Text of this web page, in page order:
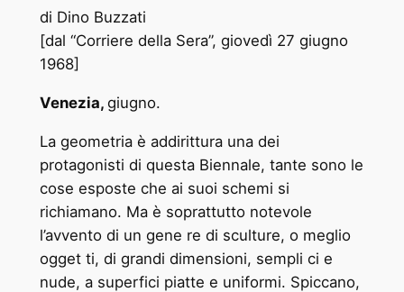
di Dino Buzzati
[dal “Corriere della Sera”, giovedì 27 giugno
1968]
Venezia, giugno.
La geometria è addirittura una dei
protagonisti di questa Biennale, tante sono le
cose esposte che ai suoi schemi si
richiamano. Ma è soprattutto notevole
l’avvento di un gene ­re di sculture, o meglio
ogget ­ti, di grandi dimensioni, sempli ­ci e
nude, a superfici piatte e uniformi. Spiccano,